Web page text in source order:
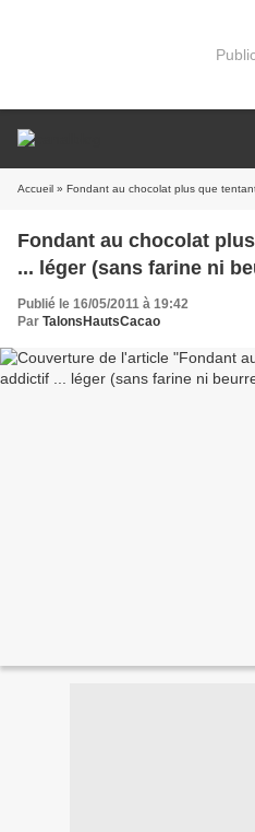
Accueil » Fondant au chocolat plus que
Fondant au chocolat
... léger (sans farine ni
Publié le 16/05/2011 à 19:42
Par TalonsHautsCacao